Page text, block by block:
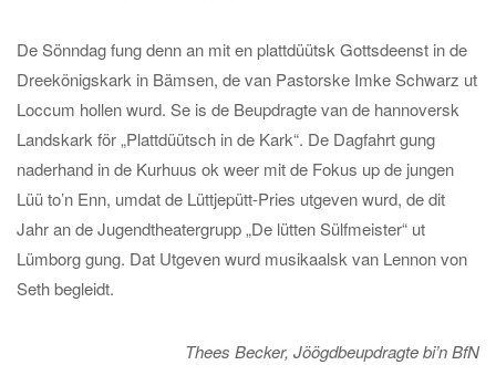
De Sönndag fung denn an mit en plattdüütsk Gottsdeenst in de
Dreekönigskark in Bämsen, de van Pastorske Imke Schwarz ut
Loccum hollen wurd. Se is de Beupdragte van de hannoversk
Landskark för „Plattdüütsch in de Kark“. De Dagfahrt gung
naderhand in de Kurhuus ok weer mit de Fokus up de jungen
Lüü to’n Enn, umdat de Lüttjepütt-Pries utgeven wurd, de dit
Jahr an de Jugendtheatergrupp „De lütten Sülfmeister“ ut
Lümborg gung. Dat Utgeven wurd musikaalsk van Lennon von
Seth begleidt.
Thees Becker, Jöögdbeupdragte bi’n BfN